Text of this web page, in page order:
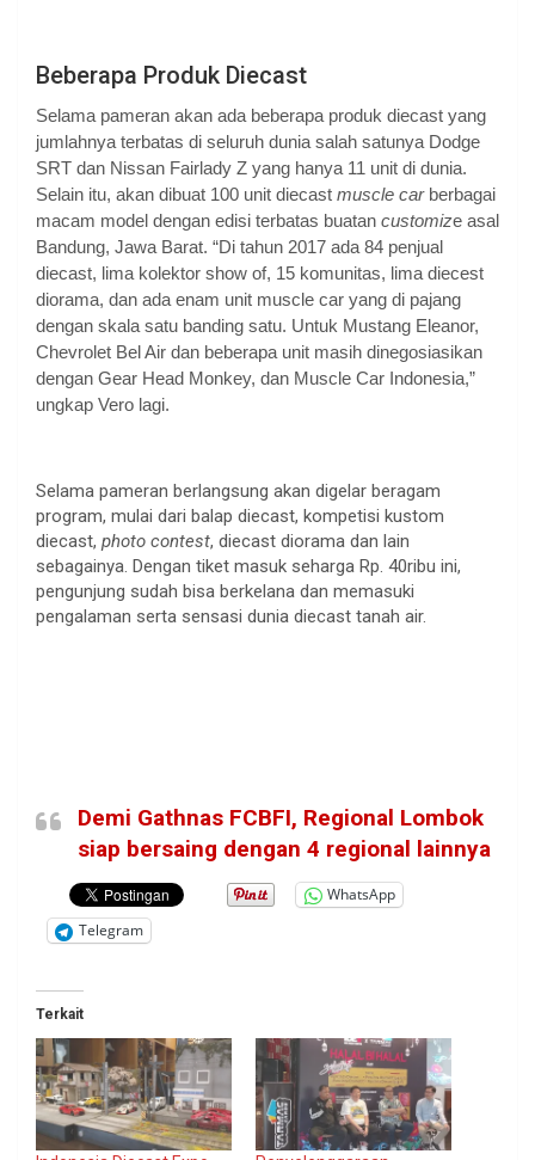
Beberapa Produk Diecast
Selama pameran akan ada beberapa produk diecast yang
jumlahnya terbatas di seluruh dunia salah satunya Dodge
SRT dan Nissan Fairlady Z yang hanya 11 unit di dunia.
Selain itu, akan dibuat 100 unit diecast muscle carberbagai
macam model dengan edisi terbatas buatan customize asal
Bandung, Jawa Barat. “Di tahun 2017 ada 84 penjual
diecast, lima kolektor show of, 15 komunitas, lima diecest
diorama, dan ada enam unit muscle car yang di pajang
dengan skala satu banding satu. Untuk Mustang Eleanor,
Chevrolet Bel Air dan beberapa unit masih dinegosiasikan
dengan Gear Head Monkey, dan Muscle Car Indonesia,”
ungkap Vero lagi.
Selama pameran berlangsung akan digelar beragam
program, mulai dari balap diecast, kompetisi kustom
diecast, photo contest, diecast diorama dan lain
sebagainya. Dengan tiket masuk seharga Rp. 40ribu ini,
pengunjung sudah bisa berkelana dan memasuki
pengalaman serta sensasi dunia diecast tanah air.
Demi Gathnas FCBFI, Regional Lombok
siap bersaing dengan 4 regional lainnya
WhatsApp
Telegram
Terkait